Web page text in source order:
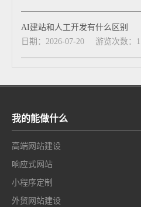
AI建站和人工开发有什么区别
日期：2026-07-20
游览次数：1
我的能做什么
高端网站建设
响应式网站
小程序定制
外贸网站建设